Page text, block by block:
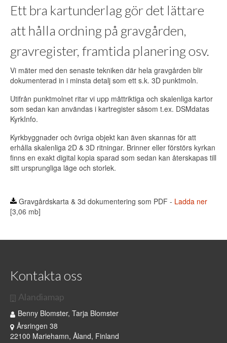
Ett bra kartunderlag gör det lättare
att hålla ordning på gravgården,
gravregister, framtida planering osv.
Vi mäter med den senaste tekniken där hela gravgården blir
dokumenterad in i minsta detalj som ett s.k. 3D punktmoln.
Utifrån punktmolnet ritar vi upp måttriktiga och skalenliga kartor
som sedan kan användas i kartregister såsom t.ex. DSMdatas
KyrkInfo.
Kyrkbyggnader och övriga objekt kan även skannas för att
erhålla skalenliga 2D & 3D ritningar. Brinner eller förstörs kyrkan
finns en exakt digital kopia sparad som sedan kan återskapas till
sitt ursprungliga läge och storlek.
Gravgårdskarta & 3d dokumentering som PDF - Ladda ner
[3,06 mb]
Kontakta oss
Alandiamap
Benny Blomster, Tarja Blomster
Årsringen 38
22100 Mariehamn, Åland, Finland